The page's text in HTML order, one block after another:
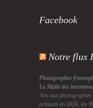
Facebook
Notre flux
Photographes
La Malle des
Avis aux
artisans en 2026, les